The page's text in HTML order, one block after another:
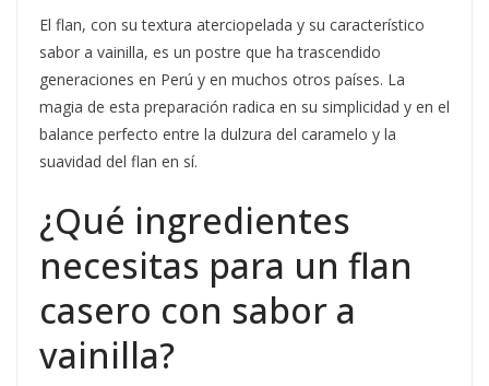
El flan, con su textura aterciopelada y su característico
sabor a vainilla, es un postre que ha trascendido
generaciones en Perú y en muchos otros países. La
magia de esta preparación radica en su simplicidad y en el
balance perfecto entre la dulzura del caramelo y la
suavidad del flan en sí.
¿Qué ingredientes
necesitas para un flan
casero con sabor a
vainilla?